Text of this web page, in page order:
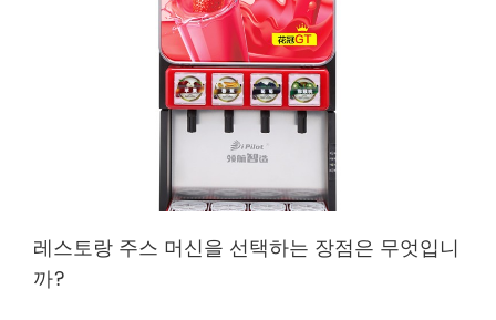
레스토랑 주스 머신을 선택하는 장점은 무엇입니
까?